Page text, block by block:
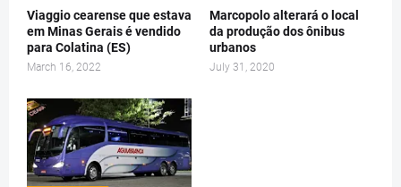
Viaggio cearense que estava
em Minas Gerais é vendido
para Colatina (ES)
March 16, 2022
Marcopolo alterará o local
da produção dos ônibus
urbanos
July 31, 2020